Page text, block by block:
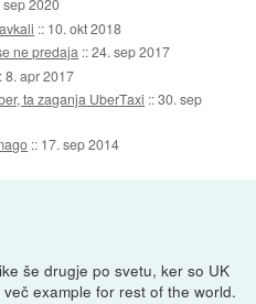
sep 2020
:: 10. okt 2018
ne predaja ::24. sep 2017
8. apr 2017
ta zaganja UberTaxi ::30. sep
:: 17. sep 2014
še drugje po svetu, ker so UK
example for rest of the world.